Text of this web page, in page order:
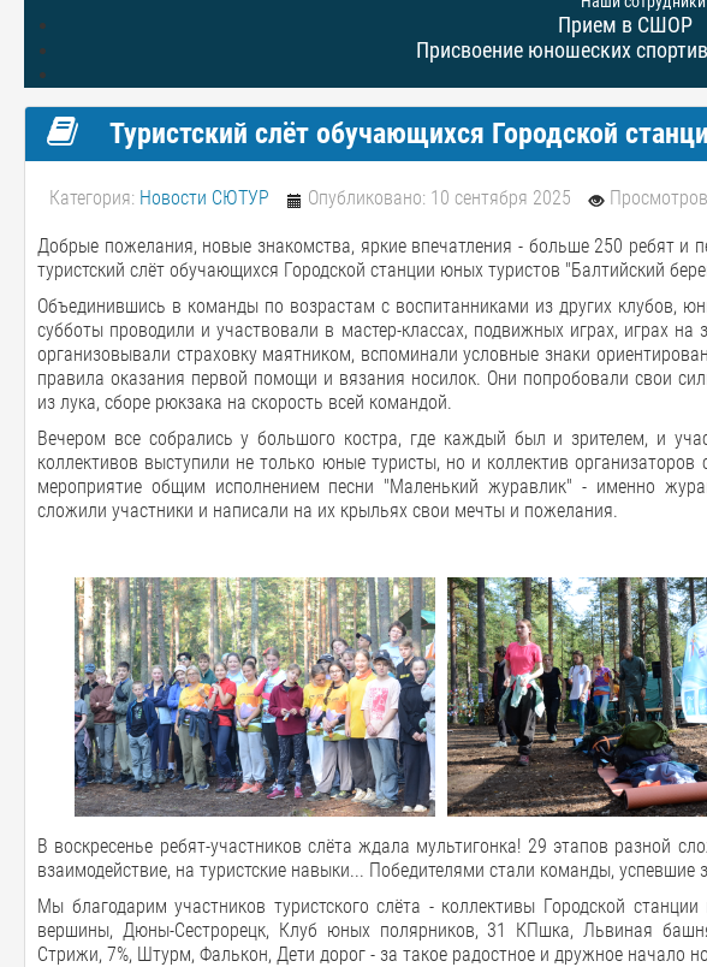
Прием в СШОР
Присвоение юношеских
Туристский слёт обучающихся Городской
Категория: Новости СЮТУР Опубликовано: 10 сентября 2025
Добрые пожелания, новые знакомства, яркие впечатления - больше 250 ребят и
туристский слёт обучающихся Городской станции юных туристов "Балтийский
Объединившись в команды по возрастам с воспитанниками из других клубов,
субботы проводили и участвовали в мастер-классах, подвижных играх, играх
организовывали страховку маятником, вспоминали условные знаки
правила оказания первой помощи и вязания носилок. Они попробовали свои
из лука, сборе рюкзака на скорость всей командой.
Вечером все собрались у большого костра, где каждый был и зрителем, и
коллективов выступили не только юные туристы, но и коллектив
мероприятие общим исполнением песни "Маленький журавлик" - именно
сложили участники и написали на их крыльях свои мечты и пожелания.
В воскресенье ребят-участников слёта ждала мультигонка! 29 этапов разной
взаимодействие, на туристские навыки... Победителями стали команды,
Мы благодарим участников туристского слёта - коллективы Городской
вершины, Дюны-Сестрорецк, Клуб юных полярников, 31 КПшка, Львиная
Стрижи, 7%, Штурм, Фалькон, Дети дорог - за такое радостное и дружное начало